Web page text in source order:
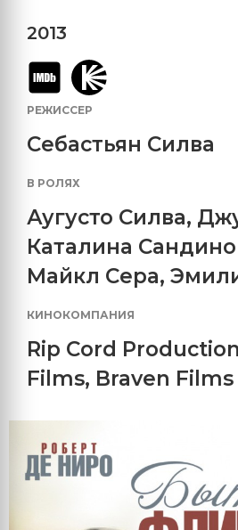
2013
РЕЖИССЕР
Себастьян Силва
В РОЛЯХ
Аугусто Силва,
Каталина
Майкл Сера,
КИНОКОМПАНИЯ
Rip Cord
Films, Braven Films